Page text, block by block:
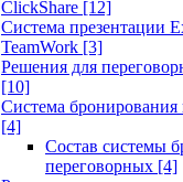
ClickShare [12]
Система презентации
TeamWork [3]
Решения для
[10]
Система
[4]
Состав системы
переговорных [4]